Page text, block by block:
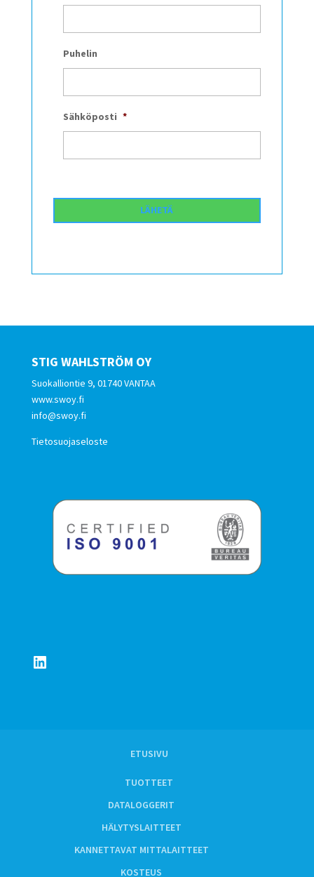
Puhelin
Sähköposti *
STIG WAHLSTRÖM OY
Suokalliontie 9, 01740 VANTAA
www.swoy.fi
info@swoy.fi
Tietosuojaseloste
LinkedIn
ETUSIVU
TUOTTEET
DATALOGGERIT
HÄLYTYSLAITTEET
KANNETTAVAT MITTALAITTEET
KOSTEUS